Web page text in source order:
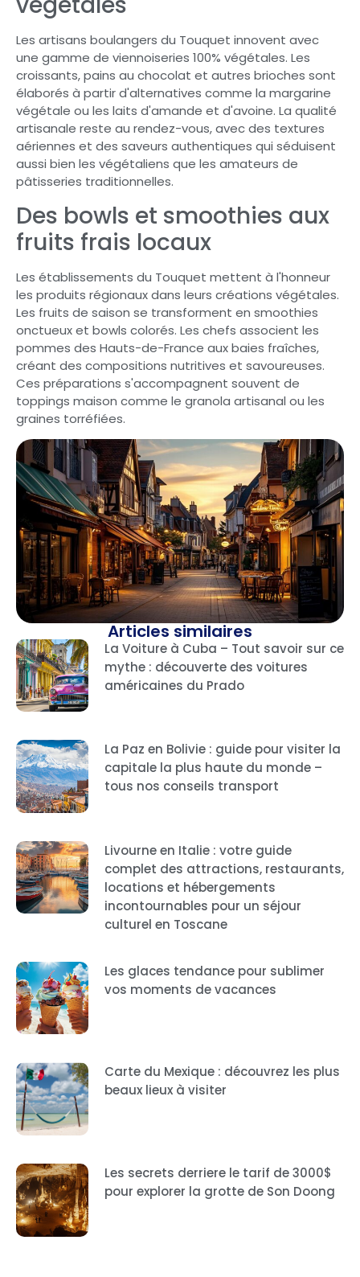
Les artisans boulangers du Touquet innovent avec
une gamme de viennoiseries 100% végétales. Les
croissants, pains au chocolat et autres brioches sont
élaborés à partir d'alternatives comme la margarine
végétale ou les laits d'amande et d'avoine. La qualité
artisanale reste au rendez-vous, avec des textures
aériennes et des saveurs authentiques qui séduisent
aussi bien les végétaliens que les amateurs de
pâtisseries traditionnelles.
Des bowls et smoothies aux
fruits frais locaux
Les établissements du Touquet mettent à l'honneur
les produits régionaux dans leurs créations végétales.
Les fruits de saison se transforment en smoothies
onctueux et bowls colorés. Les chefs associent les
pommes des Hauts-de-France aux baies fraîches,
créant des compositions nutritives et savoureuses.
Ces préparations s'accompagnent souvent de
toppings maison comme le granola artisanal ou les
graines torréfiées.
Articles similaires
La Voiture à Cuba – Tout savoir sur ce
mythe : découverte des voitures
américaines du Prado
La Paz en Bolivie : guide pour visiter la
capitale la plus haute du monde –
tous nos conseils transport
Livourne en Italie : votre guide
complet des attractions, restaurants,
locations et hébergements
incontournables pour un séjour
culturel en Toscane
Les glaces tendance pour sublimer
vos moments de vacances
Carte du Mexique : découvrez les plus
beaux lieux à visiter
Les secrets derriere le tarif de 3000$
pour explorer la grotte de Son Doong